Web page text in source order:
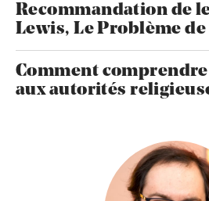
Recommandation de
Lewis, Le Problème
Comment
aux autorités